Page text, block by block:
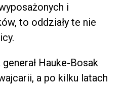
i
to oddziały te nie
Hauke-Bosak
a po kilku latach